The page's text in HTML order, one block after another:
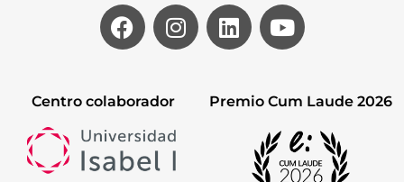
Centro colaborador Premio Cum Laude 2026